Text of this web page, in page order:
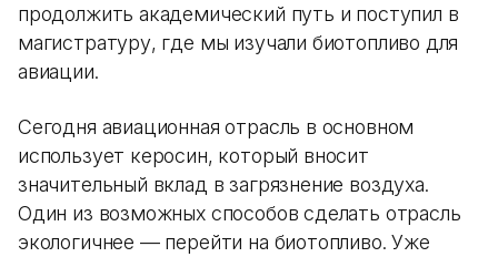
продолжить академический путь и поступил в
магистратуру, где мы изучали биотопливо для
авиации.
Сегодня авиационная отрасль в основном
использует керосин, который вносит
значительный вклад в загрязнение воздуха.
Один из возможных способов сделать отрасль
экологичнее — перейти на биотопливо. Уже